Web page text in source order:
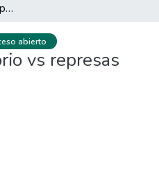
Principio precautorio vs represas santacruceñas
abierto
vs represas